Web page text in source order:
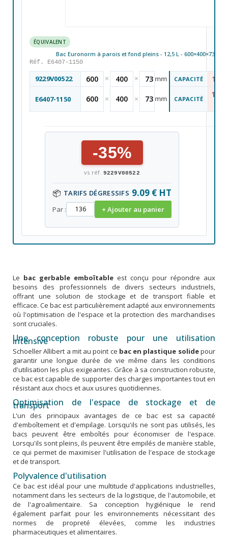
ÉQUIVALENT
Bac Euronorm à parois et fond pleins - 12,5 L - 600×400×73 mm
Réf. E6407-1150
9229V00522 600 × 400 × 73 mm CAPACITÉ 12 L
E6407-1150 600 × 400 × 73 mm CAPACITÉ
12,5
-35%
vs réf. 9229V00522
📦 TARIFS DÉGRESSIFS 9.09 € HT
Par : + Ajouter au panier
Le bac gerbable emboîtable est conçu pour répondre aux
besoins des professionnels de divers secteurs industriels,
offrant une solution de stockage et de transport fiable et
efficace. Ce bac est particulièrement adapté aux environnements
où l'optimisation de l'espace et la protection des marchandises
sont cruciales.
Une conception robuste pour une utilisation
intensive
Schoeller Allibert a mit au point ce bac en plastique solidepour
garantir une longue durée de vie même dans les conditions
d'utilisation les plus exigeantes. Grâce à sa construction robuste,
ce bac est capable de supporter des charges importantes tout en
résistant aux chocs et aux usures quotidiennes.
Optimisation de l'espace de stockage et de
transport
L'un des principaux avantages de ce bac est sa capacité
d'emboîtement et d'empilage. Lorsqu'ils ne sont pas utilisés, les
bacs peuvent être emboîtés pour économiser de l'espace.
Lorsqu'ils sont pleins, ils peuvent être empilés de manière stable,
ce qui permet de maximiser l'utilisation de l'espace de stockage
et de transport.
Polyvalence d'utilisation
Ce bac est idéal pour une multitude d'applications industrielles,
notamment dans les secteurs de la logistique, de l'automobile, et
de l'agroalimentaire. Sa conception hygiénique le rend
également parfait pour les environnements nécessitant des
normes de propreté élevées, comme les industries
pharmaceutiques et alimentaires.